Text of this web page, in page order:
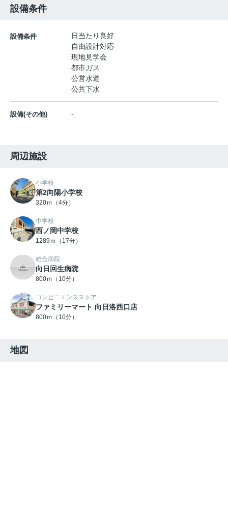
設備条件
設備条件
日当たり良好
自由設計対応
現地見学会
都市ガス
公営水道
公共下水
設備(その他) -
周辺施設
小学校
第2向陽小学校
320ｍ（4分）
中学校
西ノ岡中学校
1289ｍ（17分）
総合病院
向日回生病院
800ｍ（10分）
コンビニエンスストア
ファミリーマート 向日洛西口店
800ｍ（10分）
地図